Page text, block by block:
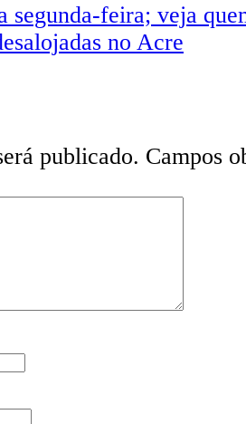
segunda-feira; veja
no Acre
publicado. Campos